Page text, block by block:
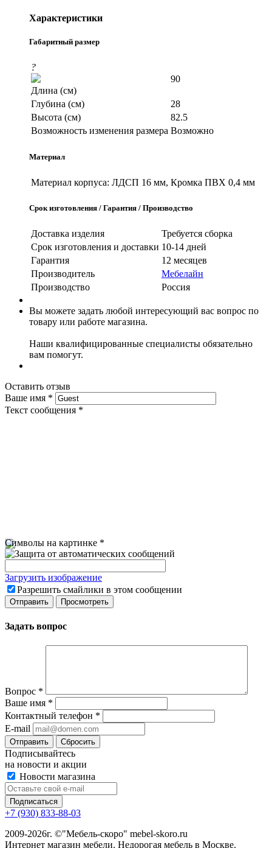
Характеристики
Габаритный размер
?
Длина (см)
90
Глубина (см)
28
Высота (см)
82.5
Возможность изменения размера Возможно
Материал
Материал корпуса: ЛДСП 16 мм, Кромка ПВХ 0,4 мм
Срок изготовления / Гарантия / Производство
Доставка изделия
Требуется сборка
Срок изготовления и доставки 10-14 дней
Гарантия
12 месяцев
Производитель
Мебелайн
Производство
Россия
Вы можете задать любой интересующий вас вопрос по
товару или работе магазина.
Наши квалифицированные специалисты обязательно
вам помогут.
Оставить отзыв
Ваше имя *
Текст сообщения *
Символы на картинке *
Загрузить изображение
Разрешить смайлики в этом сообщении
Задать вопрос
Вопрос *
Ваше имя *
Контактный телефон *
E-mail
Сбросить
Подписывайтесь
на новости и акции
Новости магазина
+7 (930) 833-88-03
2009-2026г. ©"Мебель-скоро" mebel-skoro.ru
Интернет магазин мебели. Недорогая мебель в Москве.